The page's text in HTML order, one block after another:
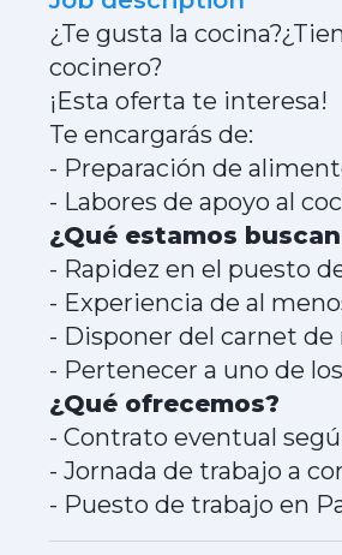
¿Te gusta la
cocinero?
¡Esta oferta te interesa!
Te encargarás de:
- Preparación de
- Labores de apoyo al
¿Qué estamos
- Rapidez en el puesto
- Experiencia de al
- Disponer del carnet
- Pertenecer a uno de
¿Qué ofrecemos?
- Contrato eventual
- Jornada de trabajo a
- Puesto de trabajo en